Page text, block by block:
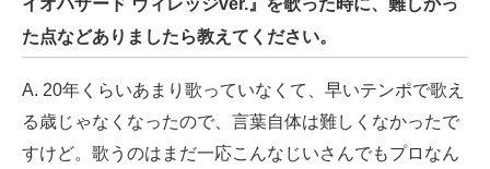
イオハザード ヴィレッジver.』を歌った時に、難しかっ
た点などありましたら教えてください。
A. 20年くらいあまり歌っていなくて、早いテンポで歌え
る歳じゃなくなったので、言葉自体は難しくなかったで
すけど。歌うのはまだ一応こんなじいさんでもプロなん